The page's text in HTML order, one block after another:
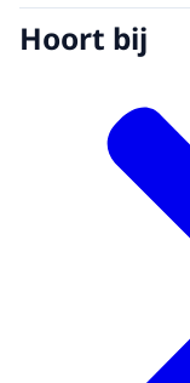
Hoort bij